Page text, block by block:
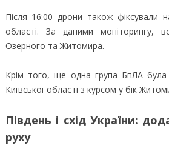
Після 16:00 дрони також фіксували
області. За даними моніторингу,
Озерного та Житомира.
Крім того, ще одна група БпЛА була
Київської області з курсом у бік
Південь і схід України:
руху